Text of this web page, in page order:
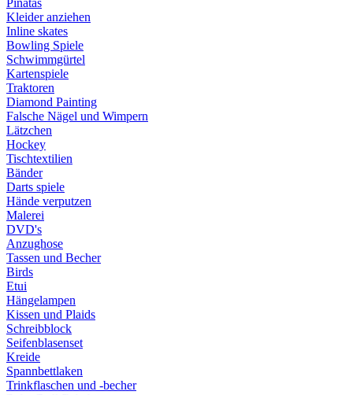
Piñatas
Kleider anziehen
Inline skates
Bowling Spiele
Schwimmgürtel
Kartenspiele
Traktoren
Diamond Painting
Falsche Nägel und Wimpern
Lätzchen
Hockey
Tischtextilien
Bänder
Darts spiele
Hände verputzen
Malerei
DVD's
Anzughose
Tassen und Becher
Birds
Etui
Hängelampen
Kissen und Plaids
Schreibblock
Seifenblasenset
Kreide
Spannbettlaken
Trinkflaschen und -becher